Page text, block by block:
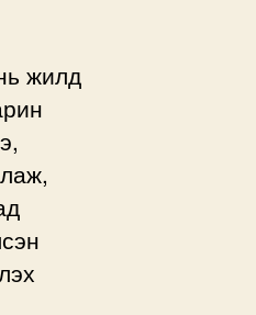
жилд